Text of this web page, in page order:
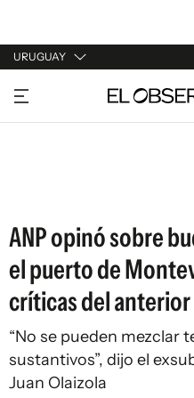
URUGUAY
URUGUAY
ARGENTINA
ANP opinó sobre
el puerto de
críticas del
“No se pueden mezclar
sustantivos”, dijo el
Juan Olaizola